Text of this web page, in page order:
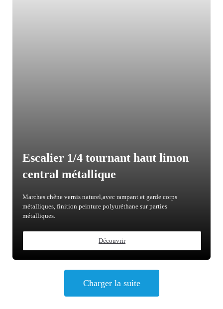
Escalier 1/4 tournant haut limon
central métallique
Marches chêne vernis naturel,avec rampant et garde corps
métalliques, finition peinture polyuréthane sur parties
métalliques.
Découvrir
Charger la suite